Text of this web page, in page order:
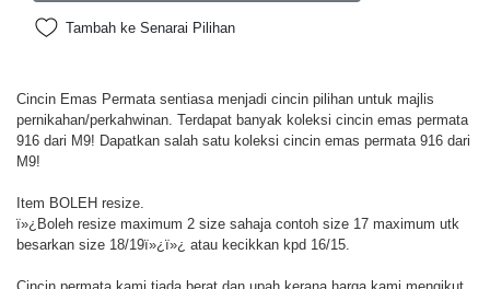
Tambah ke Senarai Pilihan
Cincin Emas Permata sentiasa menjadi cincin pilihan untuk majlis
pernikahan/perkahwinan. Terdapat banyak koleksi cincin emas permata
916 dari M9! Dapatkan salah satu koleksi cincin emas permata 916 dari
M9!
Item BOLEH resize.
ï»¿Boleh resize maximum 2 size sahaja contoh size 17 maximum utk
besarkan size 18/19ï»¿ï»¿ atau kecikkan kpd 16/15.